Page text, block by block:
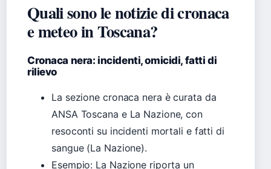
Quali sono le notizie di cronaca
e meteo in Toscana?
Cronaca nera: incidenti, omicidi, fatti di
rilievo
La sezione cronaca nera è curata da
ANSA Toscana e La Nazione, con
resoconti su incidenti mortali e fatti di
sangue (La Nazione).
Esempio: La Nazione riporta un